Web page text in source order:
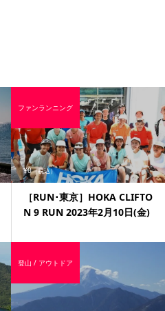
¥0（税込）
［RUN･東京］HOKA CLIFTO
N 9 RUN 2023年2月10日(金)
ファンランニング
登山 / アウトドア